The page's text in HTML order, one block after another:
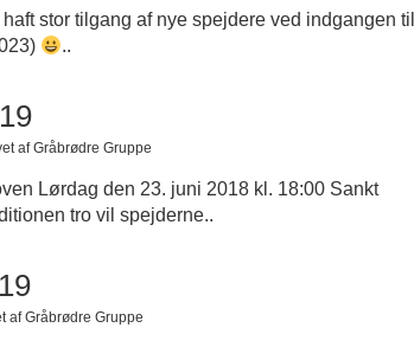
stor tilgang af nye spejdere ved indgangen til
..
af Gråbrødre Gruppe
Lørdag den 23. juni 2018 kl. 18:00 Sankt
tro vil spejderne..
af Gråbrødre Gruppe